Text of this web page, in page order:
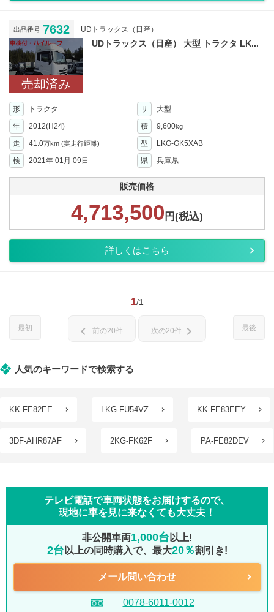
出品番号 7632 UDトラックス（日産）
売却済み
UDトラックス（日産） 大型 トラクタ LK...
形 トラクタ サ
大型
年
2012(H24) 積 9,600kg
走 41.0万km (実走行距離) 型
LKG-GK5XAB
検
2021年 01月 09日 県 兵庫県
販売価格
4,713,500 円(税込)
詳しくはこちら
1/1
最初 最後
chevron_left 前の20件 次の20件 chevron_right
人気のキーワードで検索する
KK-FE82EE LKG-FU54VZ KK-FE83EEY
3DF-AHR87AF 2KG-FK62F PA-FE82DEV
テレビ電話で車両状態をお届けするので、
現地に車を見に来なくても大丈夫！
非公開車両1,000台 以上!
2台 以上の同時購入で、最大20％割引き!
メール問い合わせ
0078-6011-0012